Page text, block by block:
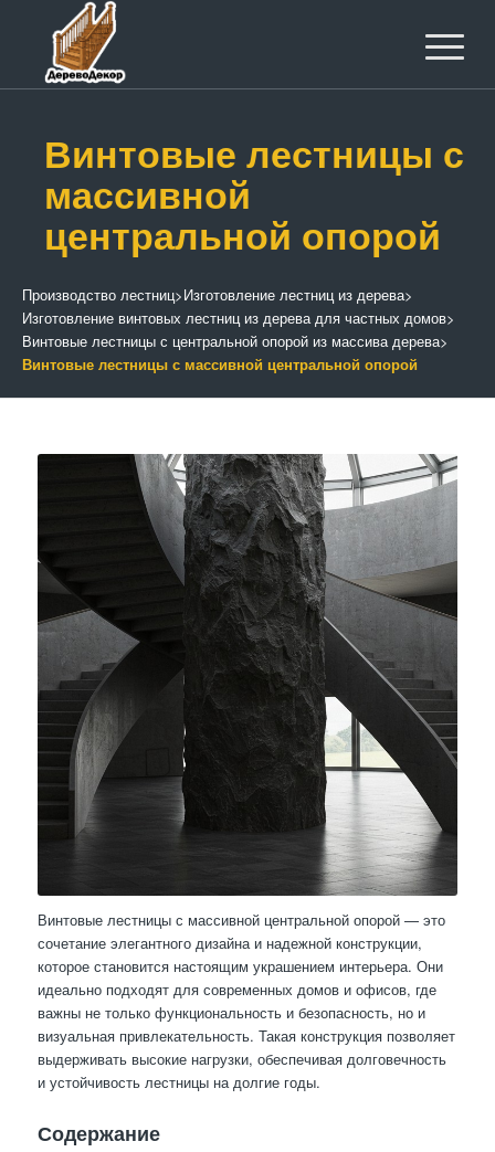
Винтовые лестницы с
массивной
центральной опорой
Производство лестниц>Изготовление лестниц из дерева>
Изготовление винтовых лестниц из дерева для частных домов>
Винтовые лестницы с центральной опорой из массива дерева>
Винтовые лестницы с массивной центральной опорой
Винтовые лестницы с массивной центральной опорой — это
сочетание элегантного дизайна и надежной конструкции,
которое становится настоящим украшением интерьера. Они
идеально подходят для современных домов и офисов, где
важны не только функциональность и безопасность, но и
визуальная привлекательность. Такая конструкция позволяет
выдерживать высокие нагрузки, обеспечивая долговечность
и устойчивость лестницы на долгие годы.
Содержание